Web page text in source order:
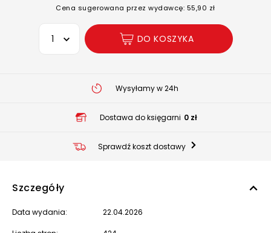
Cena sugerowana przez wydawcę: 55,90 zł
Wybierz opcję
DO KOSZYKA
Wysyłamy w 24h
Dostawa do księgarni 0 zł
Sprawdź koszt dostawy
Szczegóły
Data wydania: 22.04.2026